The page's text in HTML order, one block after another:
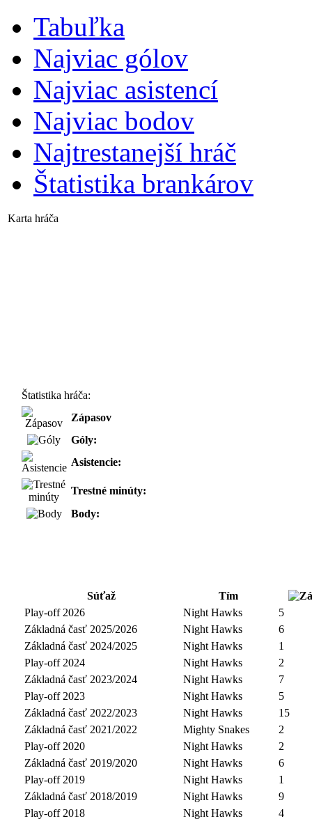
Tabuľka
Najviac gólov
Najviac asistencí­
Najviac bodov
Najtrestanejší hráč
Štatistika brankárov
Karta hráča
Štatistika hráča:
Zápasov
Góly:
Asistencie:
Trestné minúty:
Body:
Súťaž
Tím
Play-off 2026
Night Hawks
5
Základná časť 2025/2026
Night Hawks
6
Základná časť 2024/2025
Night Hawks
1
Play-off 2024
Night Hawks
2
Základná časť 2023/2024
Night Hawks
7
Play-off 2023
Night Hawks
5
Základná časť 2022/2023
Night Hawks
15
Základná časť 2021/2022
Mighty Snakes
2
Play-off 2020
Night Hawks
2
Základná časť 2019/2020
Night Hawks
6
Play-off 2019
Night Hawks
1
Základná časť 2018/2019
Night Hawks
9
Play-off 2018
Night Hawks
4